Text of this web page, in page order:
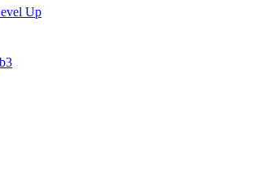
Up